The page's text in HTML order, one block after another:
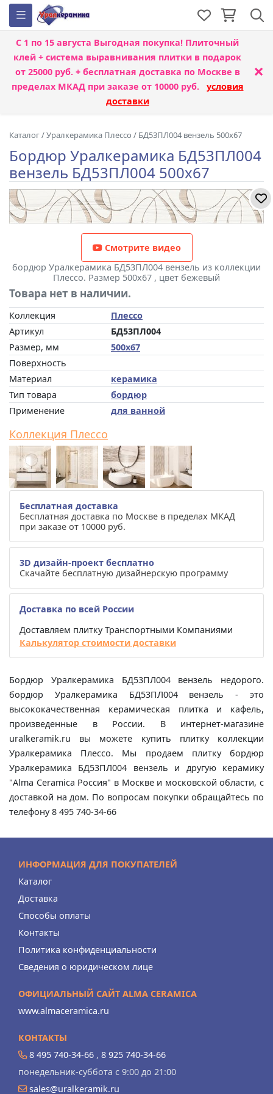
С 1 по 15 августа Выгодная покупка! Плиточный
клей + система выравнивания плитки в подарок
от 25000 руб. + бесплатная доставка по Москве в
пределах МКАД при заказе от 10000 руб. условия
доставки
×
Каталог/Уралкерамика Плессо / БД53ПЛ004 вензель 500x67
Бордюр Уралкерамика БД53ПЛ004
вензель БД53ПЛ004 500x67
Смотрите видео
бордюр Уралкерамика БД53ПЛ004 вензель из коллекции
Плессо. Размер 500x67 , цвет бежевый
Товара нет в наличии.
Коллекция
Плессо
Артикул
БД53ПЛ004
Размер, мм
500x67
Поверхность
Материал
керамика
Тип товара
бордюр
Применение
для ванной
Коллекция Плессо
Бесплатная доставка
Бесплатная доставка по Москве в пределах МКАД
при заказе от 10000 руб.
3D дизайн-проект бесплатно
Скачайте бесплатную дизайнерскую программу
Доставка по всей России
Доставляем плитку Транспортными Компаниями
Калькулятор стоимости доставки
Бордюр Уралкерамика БД53ПЛ004 вензель недорого.
бордюр Уралкерамика БД53ПЛ004 вензель - это
высококачественная керамическая плитка и кафель,
произведенные в России. В интернет-магазине
uralkeramik.ru вы можете купить плитку коллекции
Уралкерамика Плессо. Мы продаем плитку бордюр
Уралкерамика БД53ПЛ004 вензель и другую керамику
"Alma Ceramica Россия" в Москве и московской области, с
доставкой на дом. По вопросам покупки обращайтесь по
телефону 8 495 740-34-66
ИНФОРМАЦИЯ ДЛЯ ПОКУПАТЕЛЕЙ
Каталог
Доставка
Способы оплаты
Контакты
Политика конфиденциальности
Сведения о юридическом лице
ОФИЦИАЛЬНЫЙ САЙТ ALMA CERAMICA
www.almaceramica.ru
КОНТАКТЫ
8 495 740-34-66 , 8 925 740-34-66
понедельник-суббота с 9:00 до 21:00
sales@uralkeramik.ru